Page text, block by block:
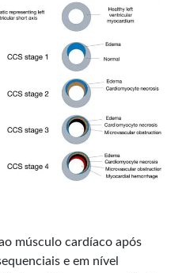
músculo cardíaco após
e em nível